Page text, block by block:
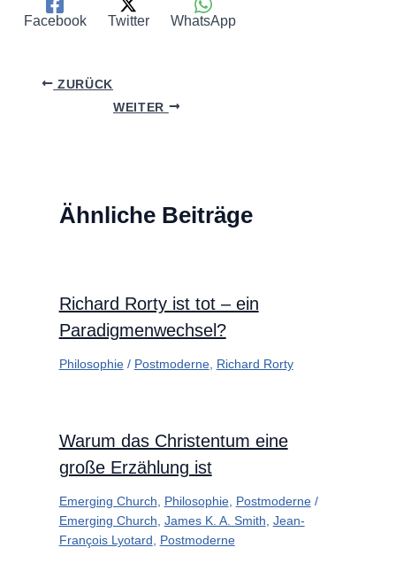
Facebook Twitter WhatsApp
ZURÜCK
WEITER
Ähnliche Beiträge
Richard Rorty ist tot – ein
Paradigmenwechsel?
Philosophie/ Postmoderne, Richard Rorty
Warum das Christentum eine
große Erzählung ist
Emerging Church Philosophie, Postmoderne/
Emerging Church James K. A. Smith Jean-
François Lyotard
Postmoderne